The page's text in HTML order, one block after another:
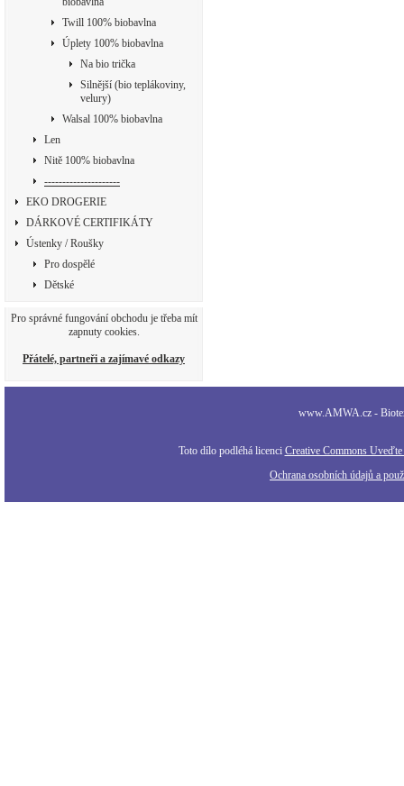
Twill 100% biobavlna
Úplety 100% biobavlna
Na bio trička
Silnější (bio teplákoviny,
velury)
Walsal 100% biobavlna
Len
Nitě 100% biobavlna
---------------------
EKO DROGERIE
DÁRKOVÉ CERTIFIKÁTY
Ústenky / Roušky
Pro dospělé
Dětské
Pro správné fungování obchodu je třeba mít
zapnuty cookies.
Přátelé, partneři a zajímavé odkazy
www.AMWA.cz -
Toto dílo podléhá licenci Creative Commons
Ochrana osobních údajů a